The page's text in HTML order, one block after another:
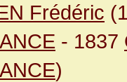
Frédéric
- 1837
)